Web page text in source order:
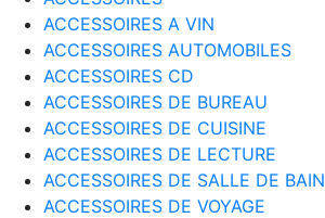
ACCESSOIRES A VIN
ACCESSOIRES AUTOMOBILES
ACCESSOIRES CD
ACCESSOIRES DE BUREAU
ACCESSOIRES DE CUISINE
ACCESSOIRES DE LECTURE
ACCESSOIRES DE SALLE DE BAIN
ACCESSOIRES DE VOYAGE